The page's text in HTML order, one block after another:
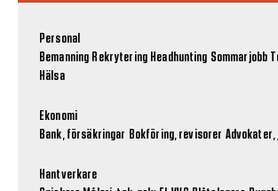
Personal
Bemanning Rekrytering Headhunting Sommarjobb
Hälsa
Ekonomi
Bank, försäkringar Bokföring, revisorer
Hantverkare